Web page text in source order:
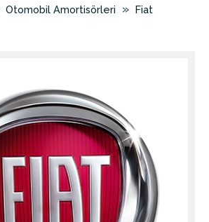
Otomobil Amortisörleri » Fiat